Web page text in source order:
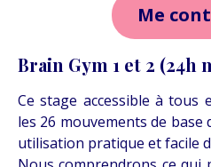
Me
Brain Gym 1 et 2 (24h
Ce stage accessible à tous
les 26 mouvements de
utilisation pratique et facile